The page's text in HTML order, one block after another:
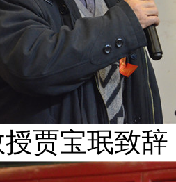
贾宝珉致辞